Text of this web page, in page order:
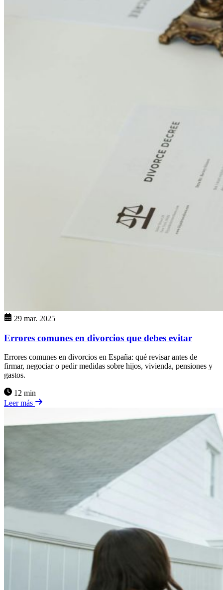
29 mar. 2025
Errores comunes en divorcios que debes evitar
Errores comunes en divorcios en España: qué revisar antes de
firmar, negociar o pedir medidas sobre hijos, vivienda, pensiones y
gastos.
12 min
Leer más